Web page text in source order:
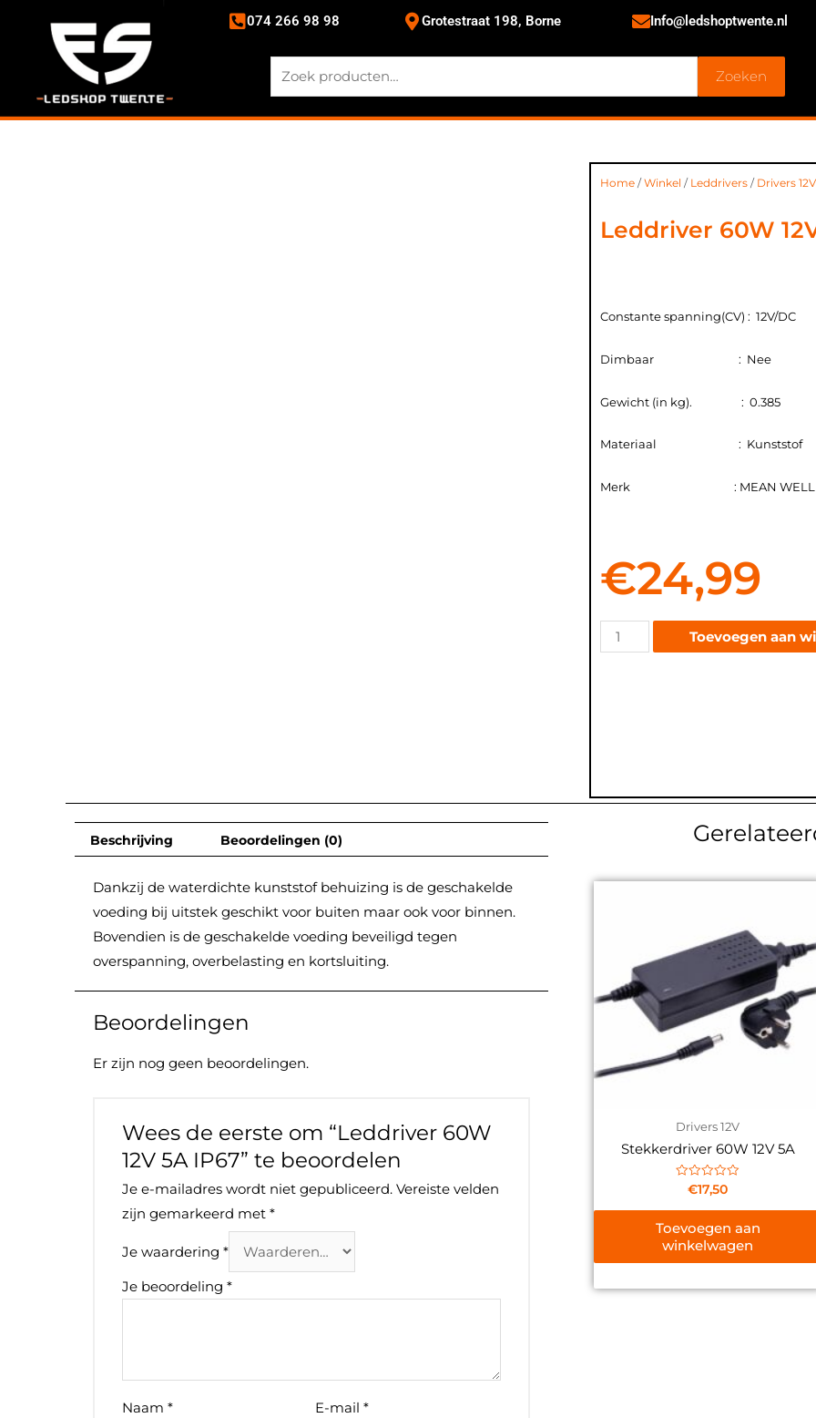
074 266 98 98 Grotestraat 198, Borne Info@ledshoptwente.nl
Zoeken
Home /Winkel / Leddrivers / Drivers 12V
Leddriver 60W
Constante spanning(CV) : 12V/DC
Dimbaar : Nee
Gewicht (in kg). : 0.385
Materiaal : Kunststof
Merk : MEAN WELL
€24,99
Toevoegen aan
Beschrijving Beoordelingen (0)
Dankzij de waterdichte kunststof behuizing is de geschakelde
voeding bij uitstek geschikt voor buiten maar ook voor binnen.
Bovendien is de geschakelde voeding beveiligd tegen
overspanning, overbelasting en kortsluiting.
Beoordelingen
Er zijn nog geen beoordelingen.
Wees de eerste om “Leddriver 60W
12V 5A IP67” te beoordelen
Je e-mailadres wordt niet gepubliceerd. Vereiste velden
zijn gemarkeerd met *
Je waardering *
Je beoordeling *
Naam * E-mail*
Drivers 12V
Stekkerdriver 60W 12V 5A
Gewaardeerd
uit
€17,50
Toevoegen aan
winkelwagen